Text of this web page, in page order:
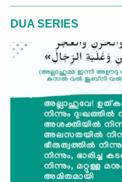
DUA SERIES